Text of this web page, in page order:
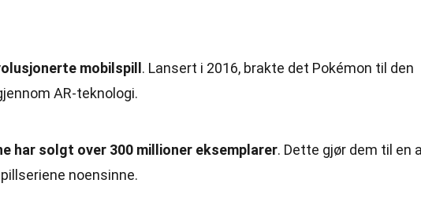
mobilspill . Lansert i 2016, brakte det Pokémon til den
AR-teknologi.
har solgt over 300 millioner eksemplarer. Dette gjør dem til en
noensinne.